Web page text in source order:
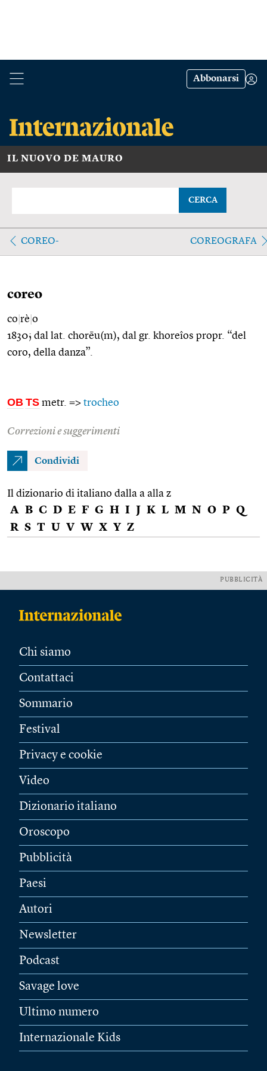
Abbonarsi
IL NUOVO DE MAURO
CERCA
COREO- COREOGRAFA
coreo
co rè o
1830; dal lat. chorēu(m), dal gr. khoreîos propr. “del
coro, della danza”.
OB TS metr. => trocheo
Correzioni e suggerimenti
Condividi
Il dizionario di italiano dalla a alla z
A B C D E F G H I J K L M N O P Q
R S T U V W X Y Z
PUBBLICITÀ
Chi siamo
Contattaci
Sommario
Festival
Privacy e cookie
Video
Dizionario italiano
Oroscopo
Pubblicità
Paesi
Autori
Newsletter
Podcast
Savage love
Ultimo numero
Internazionale Kids